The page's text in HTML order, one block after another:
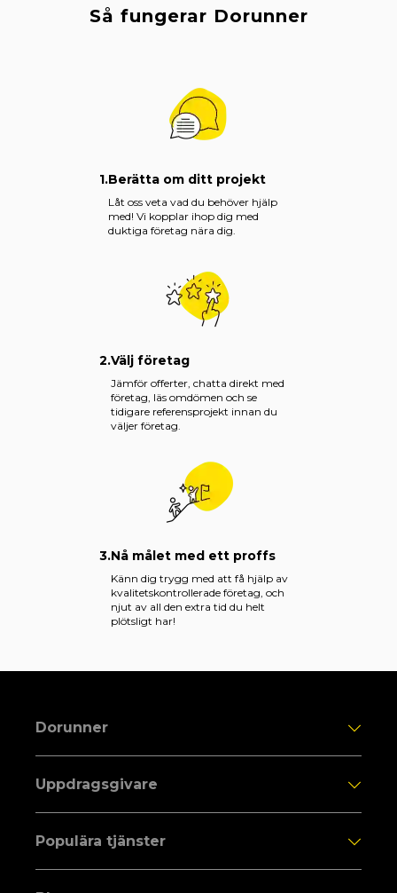
Så fungerar Dorunner
1.Berätta om ditt projekt
Låt oss veta vad du behöver hjälp
med! Vi kopplar ihop dig med
duktiga företag nära dig.
2.Välj företag
Jämför offerter, chatta direkt med
företag, läs omdömen och se
tidigare referensprojekt innan du
väljer företag.
3.Nå målet med ett proffs
Känn dig trygg med att få hjälp av
kvalitetskontrollerade företag, och
njut av all den extra tid du helt
plötsligt har!
Dorunner
Uppdragsgivare
Populära tjänster